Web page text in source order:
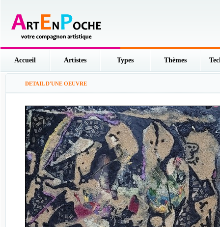
Accueil Artistes Types Thèmes
DETAIL D'UNE OEUVRE